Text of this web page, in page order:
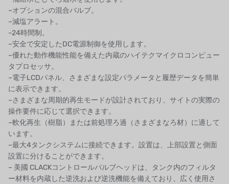
ウェーブサイバー
ボスキーニ
NIPPON
WL
キャッシュアクメ
矢崎
RUNXIN
–オプションの混合バルブ。
–減塩アラート。
–24時間制。
–安全で安定したDC電源制御を使用します。
–優れた動作機能性能を備えた内蔵のハイテクマイクロコンピュー
タプロセッサ。
–電子LCDパネル、さまざまな設定パラメータと履歴データを簡単
に表示できます。
–さまざまな周期的再生モードが設計されており、サイトの実際の
操作要件に応じて選択できます。
–軟化再生（樹脂）または前処理ろ過（さまざまなろ材）に適して
います。
–最大4タンクシステムに接続できます。設置は、上部設置と側面
設置に分けることができます。
– 美國 CLACKコントロールバルブヘッドは、タンク内のフィルタ
ー材料を内蔵した逆洗および逆洗機能を備えており、広く使用さ